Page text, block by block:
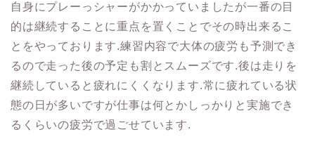
自身にプレーっシャーがかかっていましたが一番の目
的は継続することに重点を置くことでその時出来るこ
とをやっております.練習内容で大体の疲労も予測でき
るので走った後の予定も割とスムーズです.後は走りを
継続していると疲れにくくなります.常に疲れている状
態の日が多いですが仕事は何とかしっかりと実施でき
るくらいの疲労で過ごせています.